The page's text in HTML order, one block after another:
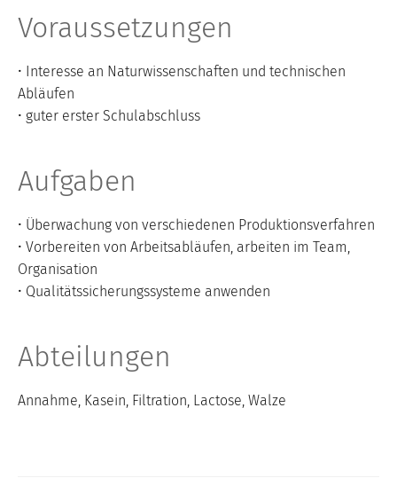
Voraussetzungen
• Interesse an Naturwissenschaften und technischen
Abläufen
• guter erster Schulabschluss
Aufgaben
• Überwachung von verschiedenen Produktionsverfahren
• Vorbereiten von Arbeitsabläufen, arbeiten im Team,
Organisation
• Qualitätssicherungssysteme anwenden
Abteilungen
Annahme, Kasein, Filtration, Lactose, Walze